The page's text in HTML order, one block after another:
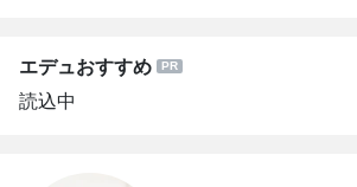
エデュおすすめ
読込中